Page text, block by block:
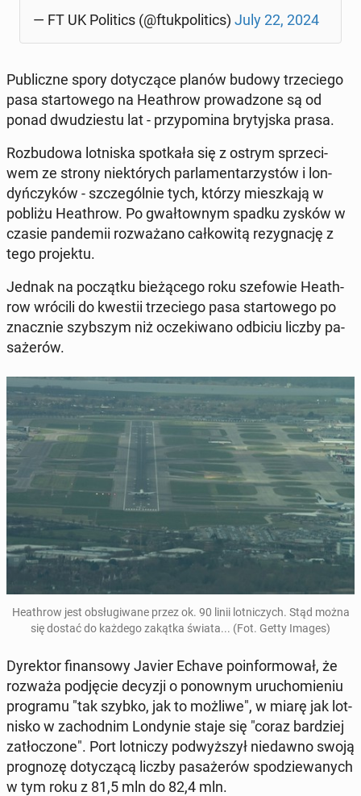
— FT UK Po­li­tics (@ftuk­po­li­tics) July 22, 2024
Pu­blicz­ne spory do­ty­czą­ce planów budowy trze­cie­go
pasa star­to­we­go na He­ath­row pro­wa­dzo­ne są od
ponad dwu­dzie­stu lat - przy­po­mi­na bry­tyj­ska prasa.
Roz­bu­do­wa lot­ni­ska spo­tka­ła się z ostrym sprze­ci­
wem ze strony nie­któ­rych par­la­men­ta­rzy­stów i lon­
dyń­czy­ków - szcze­gól­nie tych, którzy miesz­ka­ją w
pobliżu He­ath­row. Po gwał­tow­nym spadku zysków w
czasie pan­de­mii roz­wa­ża­no cał­ko­wi­tą re­zy­gna­cję z
tego pro­jek­tu.
Jednak na po­cząt­ku bie­żą­ce­go roku sze­fo­wie He­ath­
row wrócili do kwestii trze­cie­go pasa star­to­we­go po
znacz­nie szyb­szym niż ocze­ki­wa­no odbiciu liczby pa­
sa­że­rów.
He­ath­row jest ob­słu­gi­wa­ne przez ok. 90 linii lot­ni­czych. Stąd można
się dostać do każdego zakątka świata... (Fot. Getty Images)
Dy­rek­tor fi­nan­so­wy Javier Echave po­in­for­mo­wał, że
rozważa pod­ję­cie decyzji o po­now­nym uru­cho­mie­niu
pro­gra­mu "tak szybko, jak to możliwe", w miarę jak lot­
ni­sko w za­chod­nim Lon­dy­nie staje się "coraz bar­dziej
za­tło­czo­ne". Port lot­ni­czy pod­wyż­szył nie­daw­no swoją
pro­gno­zę do­ty­czą­cą liczby pa­sa­że­rów spo­dzie­wa­nych
w tym roku z 81,5 mln do 82,4 mln.